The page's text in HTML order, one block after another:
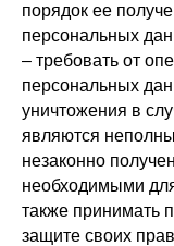
порядок ее
персональных
– требовать от
персональных
уничтожения в
являются
незаконно
необходимыми
также принимать
защите своих